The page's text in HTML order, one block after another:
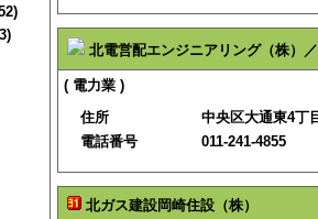
北電営配エンジニアリング（株）
( 電力業 )
住所
中央区大通東4丁
電話番号
011-241-4855
北ガス建設岡崎住設（株）